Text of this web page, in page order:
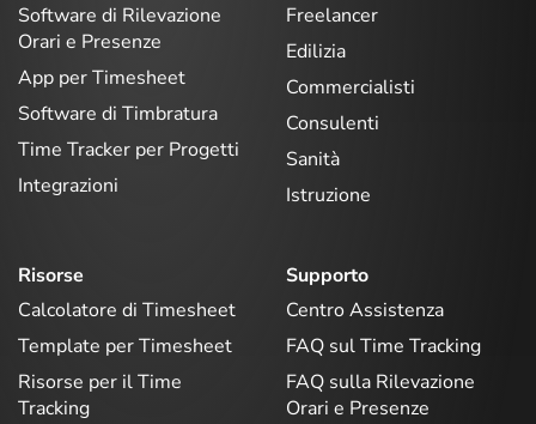
Software di Rilevazione
Orari e Presenze
App per Timesheet
Software di Timbratura
Time Tracker per Progetti
Integrazioni
Freelancer
Edilizia
Commercialisti
Consulenti
Sanità
Istruzione
Risorse
Calcolatore di Timesheet
Template per Timesheet
Risorse per il Time
Tracking
Supporto
Centro Assistenza
FAQ sul Time Tracking
FAQ sulla Rilevazione
Orari e Presenze